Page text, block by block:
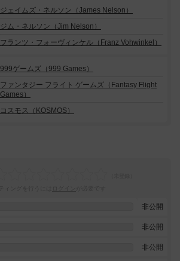
ジェイムズ・ネルソン（James Nelson）
ジム・ネルソン（Jim Nelson）
フランツ・フォーヴィンケル（Franz Vohwinkel）
999ゲームズ（999 Games）
ファンタジー フライト ゲームズ（Fantasy Flight
Games）
コスモス（KOSMOS）
非公開
非公開
非公開